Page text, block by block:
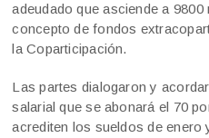
adeudado que asciende a
concepto de fondos
la Coparticipación.
Las partes dialogaron y
salarial que se abonará el 70
acrediten los sueldos de enero